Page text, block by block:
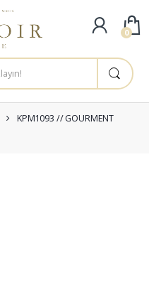
KPM1093 // GOURMENT
0